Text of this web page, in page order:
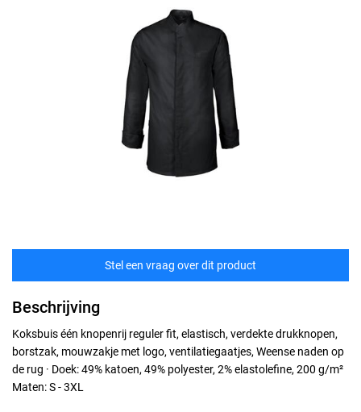
Stel een vraag over dit product
Beschrijving
Koksbuis één knopenrij reguler fit, elastisch, verdekte drukknopen,
borstzak, mouwzakje met logo, ventilatiegaatjes, Weense naden op
de rug · Doek: 49% katoen, 49% polyester, 2% elastolefine, 200 g/m²
Maten: S - 3XL